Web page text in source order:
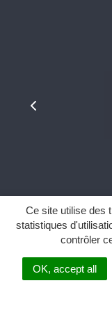
Ce site utilise des
statistiques
contrôler
OK, accept all